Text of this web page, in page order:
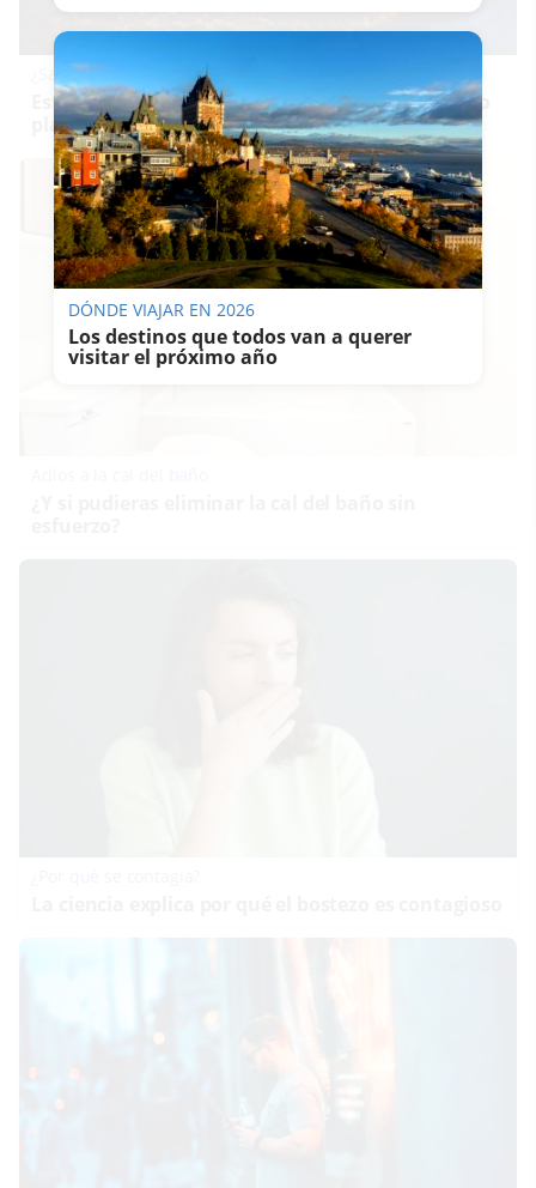
¿Sabías que existen?
Estas criaturas existen y parecen sacadas de otro
planeta
DÓNDE VIAJAR EN 2026
Los destinos que todos van a querer
visitar el próximo año